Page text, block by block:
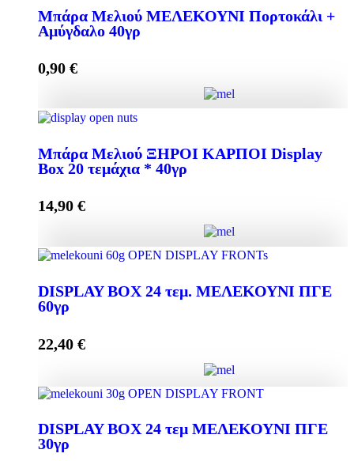
Box 24 τεμάχια * 40γρ ποσότητα
Μπάρα Μελιού ΜΕΛΕΚΟΥΝΙ Πορτοκάλι +
Αμύγδαλο 40γρ
0,90 €
Αμύγδαλο 40γρ ποσότητα
Μπάρα Μελιού ΞΗΡΟΙ ΚΑΡΠΟΙ Display
Box 20 τεμάχια * 40γρ
14,90 €
τεμάχια * 40γρ ποσότητα
DISPLAY BOX 24 τεμ. ΜΕΛΕΚΟΥΝΙ ΠΓΕ
60γρ
22,40 €
DISPLAY BOX 24 τεμ. ΜΕΛΕΚΟΥΝΙ ΠΓΕ 60γρ
ποσότητα
DISPLAY BOX 24 τεμ ΜΕΛΕΚΟΥΝΙ ΠΓΕ
30γρ